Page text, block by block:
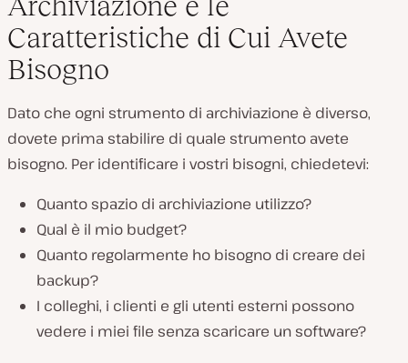
Caratteristiche di Cui Avete
Bisogno
Dato che ogni strumento di archiviazione è diverso,
dovete prima stabilire di quale strumento avete
bisogno. Per identificare i vostri bisogni, chiedetevi:
Quanto spazio di archiviazione utilizzo?
Qual è il mio budget?
Quanto regolarmente ho bisogno di creare dei
backup?
I colleghi, i clienti e gli utenti esterni possono
vedere i miei file senza scaricare un software?